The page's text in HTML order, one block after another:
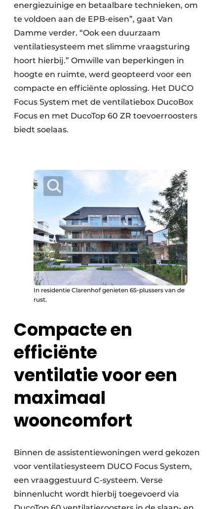
energiezuinige en betaalbare technieken, om
te voldoen aan de EPB-eisen”, gaat Van
Damme verder. “Ook een duurzaam
ventilatiesysteem met slimme vraagsturing
hoort hierbij.” Omwille van beperkingen in
hoogte en ruimte, werd geopteerd voor een
compacte en efficiënte oplossing. Het DUCO
Focus System met de ventilatiebox DucoBox
Focus en met DucoTop 60 ZR toevoerroosters
biedt soelaas.
In residentie Clarenhof genieten 65-plussers van de
rust.
Compacte en
efficiënte
ventilatie voor een
maximaal
wooncomfort
Binnen de assistentiewoningen werd gekozen
voor ventilatiesysteem DUCO Focus System,
een vraaggestuurd C-systeem. Verse
binnenlucht wordt hierbij toegevoerd via